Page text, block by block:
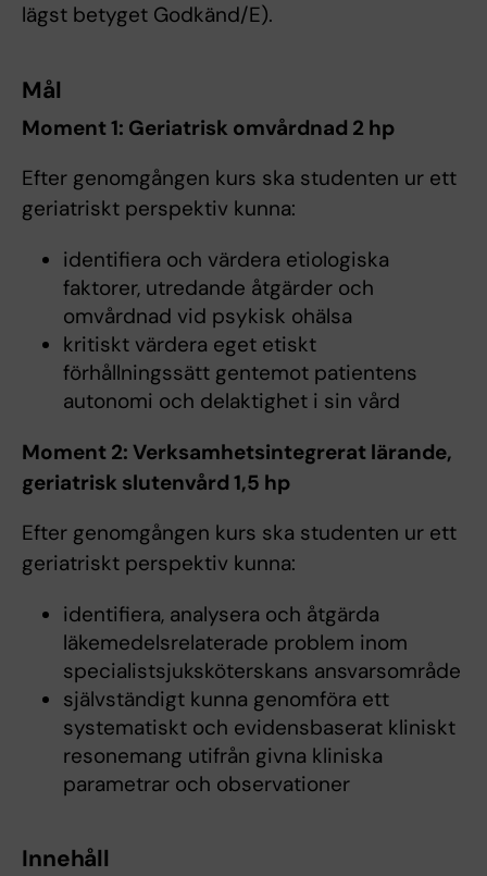
lägst betyget Godkänd/E).
Mål
Moment 1: Geriatrisk omvårdnad 2 hp
Efter genomgången kurs ska studenten ur ett
geriatriskt perspektiv kunna:
identifiera och värdera etiologiska
faktorer, utredande åtgärder och
omvårdnad vid psykisk ohälsa
kritiskt värdera eget etiskt
förhållningssätt gentemot patientens
autonomi och delaktighet i sin vård
Moment 2: Verksamhetsintegrerat lärande,
geriatrisk slutenvård 1,5 hp
Efter genomgången kurs ska studenten ur ett
geriatriskt perspektiv kunna:
identifiera, analysera och åtgärda
läkemedelsrelaterade problem inom
specialistsjuksköterskans ansvarsområde
självständigt kunna genomföra ett
systematiskt och evidensbaserat kliniskt
resonemang utifrån givna kliniska
parametrar och observationer
Innehåll